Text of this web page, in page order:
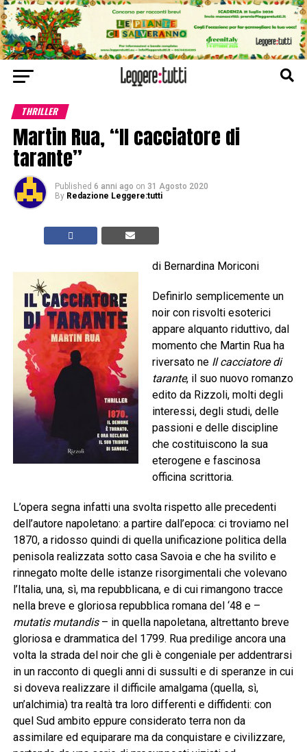
THRILLER
Martin Rua, “Il cacciatore di
tarante”
Published 6 anni ago on 31 Agosto 2020
By Redazione Leggere:tutti
di Bernardina Moriconi
Definirlo semplicemente un
noir con risvolti esoterici
appare alquanto riduttivo, dal
momento che Martin Rua ha
riversato ne Il cacciatore di
tarante, il suo nuovo romanzo
edito da Rizzoli, molti degli
interessi, degli studi, delle
passioni e delle discipline
che costituiscono la sua
eterogene e fascinosa
officina scrittoria.
L’opera segna infatti una svolta rispetto alle precedenti
dell’autore napoletano: a partire dall’epoca: ci troviamo nel
1870, a ridosso quindi di quella unificazione politica della
penisola realizzata sotto casa Savoia e che ha svilito e
rinnegato molte delle istanze risorgimentali che volevano
l’Italia, una, sì, ma repubblicana, e di cui rimangono tracce
nella breve e gloriosa repubblica romana del ‘48 e –
mutatis mutandis– in quella napoletana, altrettanto breve
gloriosa e drammatica del 1799. Rua predilige ancora una
volta la strada del noir che gli è congeniale per addentrarsi
in un racconto di quegli anni di sussulti e di speranze in cui
si doveva realizzare il difficile amalgama (quella, sì,
un’alchimia) tra realtà tra loro differenti e diffidenti: con
quel Sud ambito eppure considerato terra non da
assimilare ed equiparare ma da conquistare e civilizzare,